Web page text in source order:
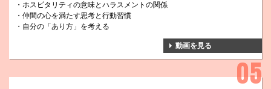
ホスピタリティの意味とハラスメントの関係
仲間の心を満たす思考と行動習慣
自分の「あり方」を考える
動画を見る